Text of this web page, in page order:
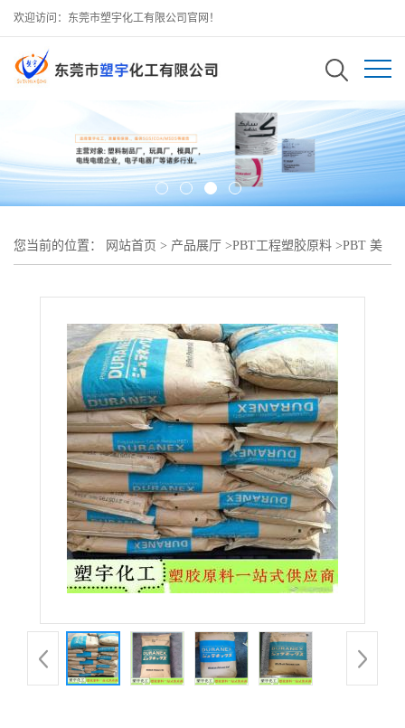
欢迎访问：东莞市塑宇化工有限公司官网！
您当前的位置： 网站首页 > 产品展厅 >PBT工程塑胶原料 >PBT 美